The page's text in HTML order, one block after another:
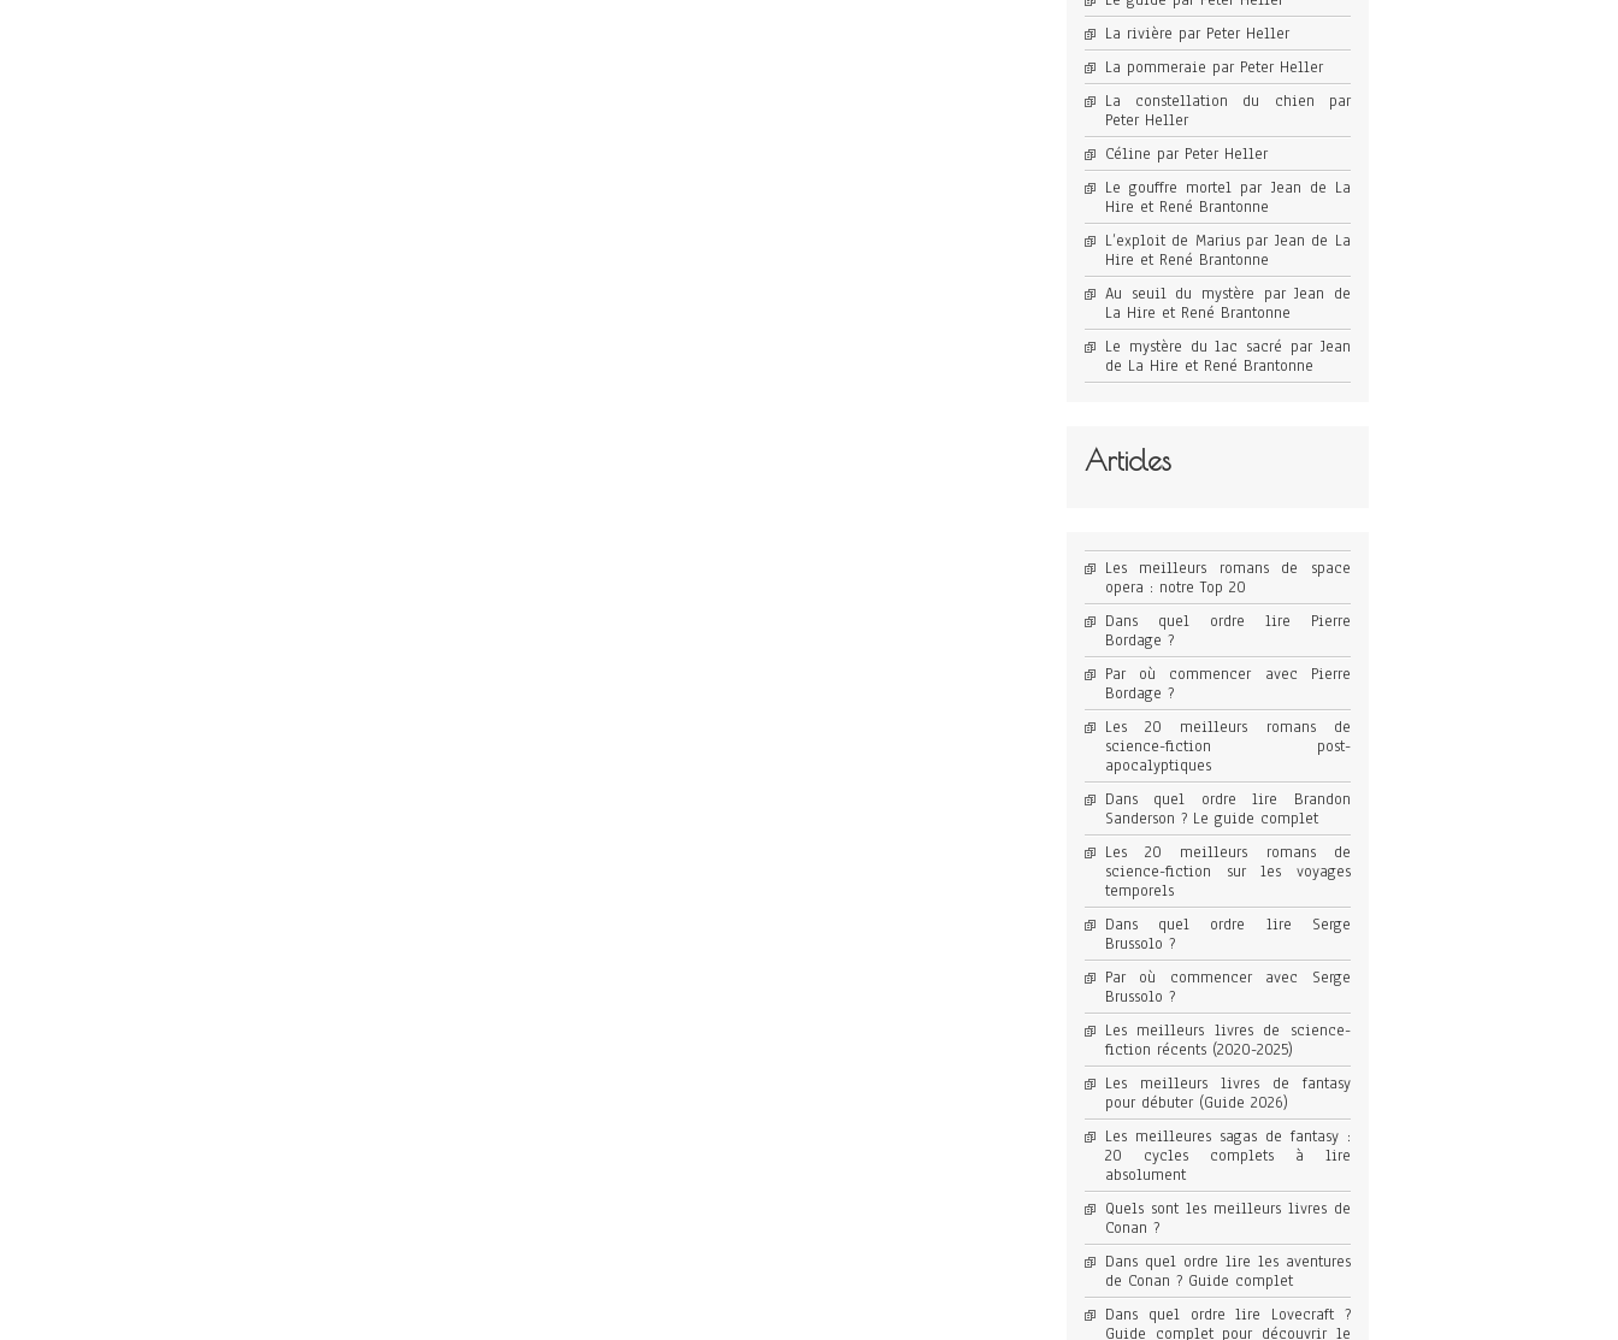
La rivière par Peter Heller
La pommeraie par Peter Heller
La constellation du chien par
Peter Heller
Céline par Peter Heller
Le gouffre mortel par Jean de La
Hire et René Brantonne
L’exploit de Marius par Jean de La
Hire et René Brantonne
Au seuil du mystère par Jean de
La Hire et René Brantonne
Le mystère du lac sacré par Jean
de La Hire et René Brantonne
Articles
Les meilleurs romans de space
opera : notre Top 20
Dans quel ordre lire Pierre
Bordage ?
Par où commencer avec Pierre
Bordage ?
Les 20 meilleurs romans de
science-fiction post-
apocalyptiques
Dans quel ordre lire Brandon
Sanderson ? Le guide complet
Les 20 meilleurs romans de
science-fiction sur les voyages
temporels
Dans quel ordre lire Serge
Brussolo ?
Par où commencer avec Serge
Brussolo ?
Les meilleurs livres de science-
fiction récents (2020-2025)
Les meilleurs livres de fantasy
pour débuter (Guide 2026)
Les meilleures sagas de fantasy :
20 cycles complets à lire
absolument
Quels sont les meilleurs livres de
Conan ?
Dans quel ordre lire les aventures
de Conan ? Guide complet
Dans quel ordre lire Lovecraft ?
Guide complet pour découvrir le